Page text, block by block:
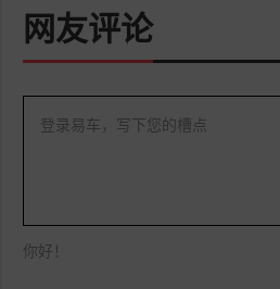
网友评论
登录易车，写下您的槽点
你好！